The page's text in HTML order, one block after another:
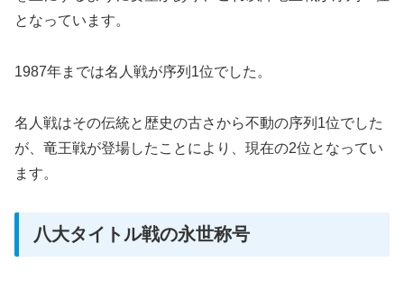
となっています。
1987年までは名人戦が序列1位でした。
名人戦はその伝統と歴史の古さから不動の序列1位でした
が、竜王戦が登場したことにより、現在の2位となってい
ます。
八大タイトル戦の永世称号